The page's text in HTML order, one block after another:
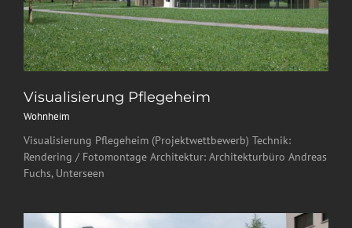
Visualisierung Pflegeheim
Wohnheim
Visualisierung Pflegeheim (Projektwettbewerb) Technik:
Rendering / Fotomontage Architektur: Architekturbüro Andreas
Fuchs, Unterseen